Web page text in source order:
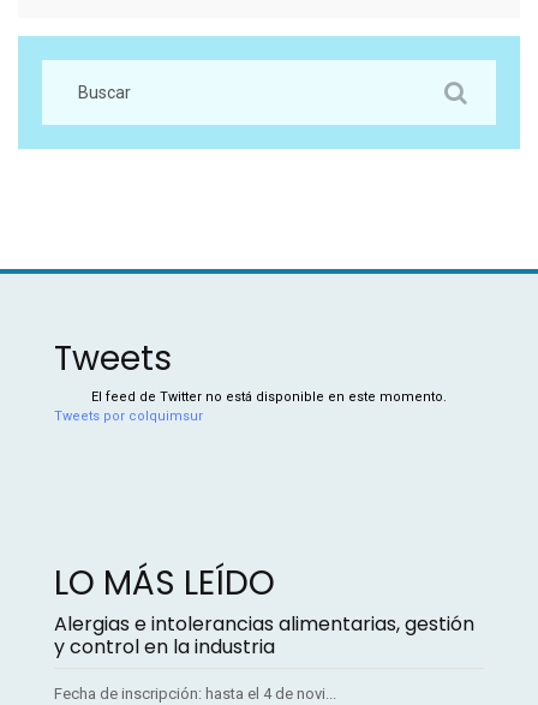
Tweets
El feed de Twitter no está disponible en este momento.
Tweets por colquimsur
LO MÁS LEÍDO
Alergias e intolerancias alimentarias, gestión
y control en la industria
Fecha de inscripción: hasta el 4 de novi...